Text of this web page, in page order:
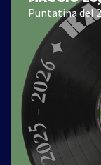
Puntatina del